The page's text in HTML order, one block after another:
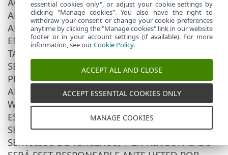
ADQUIRIDOS, UTILIZADOS, CIFRADOS,
ALMACENADOS, SINCRONIZADOS O
ENVIADOS A TRAVÉS DE LA APLICACIÓN
TAMBIÉN PUEDEN ALMACENARSE EN
SERVIDORES DE TERCEROS. SI ESET, SEGÚN SU
PROPIO CRITERIO, DECIDE UTILIZAR
ALMACENAMIENTO, SITIOS WEB, PORTALES
WEB, SERVIDORES O SERVICIOS DE TERCEROS,
ESET NO SERÁ RESPONSABLE DE LA CALIDAD,
SEGURIDAD O DISPONIBILIDAD DE DICHOS
SERVICIOS DE TERCEROS, Y EN NINGÚN CASO
essential cookies only", or adjust your cookie settings by
clicking "Manage cookies". You also have the right to
withdraw your consent or change your cookie preferences
anytime by clicking the "Manage cookies" link in our website
footer or in your account settings (if available). For more
information, see ourCookie Policy.
ACCEPT ALL AND CLOSE
ACCEPT ESSENTIAL COOKIES ONLY
MANAGE COOKIES